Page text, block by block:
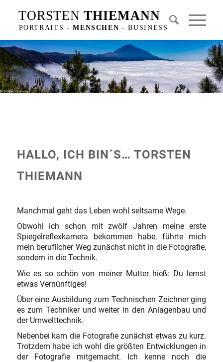
HALLO, ICH BIN´S… TORSTEN
THIEMANN
Manchmal geht das Leben wohl seltsame Wege.
Obwohl ich schon mit zwölf Jahren meine erste
Spiegelreflexkamera bekommen habe, führte mich
mein beruflicher Weg zunächst nicht in die Fotografie,
sondern in die Technik.
Wie es so schön von meiner Mutter hieß: Du lernst
etwas Vernünftiges!
Über eine Ausbildung zum Technischen Zeichner ging
es zum Techniker und weiter in den Anlagenbau und
der Umwelttechnik.
Nebenbei kam die Fotografie zunächst etwas zu kurz.
Trotzdem habe ich wohl die größten Entwicklungen in
der Fotografie mitgemacht. Ich kenne noch die